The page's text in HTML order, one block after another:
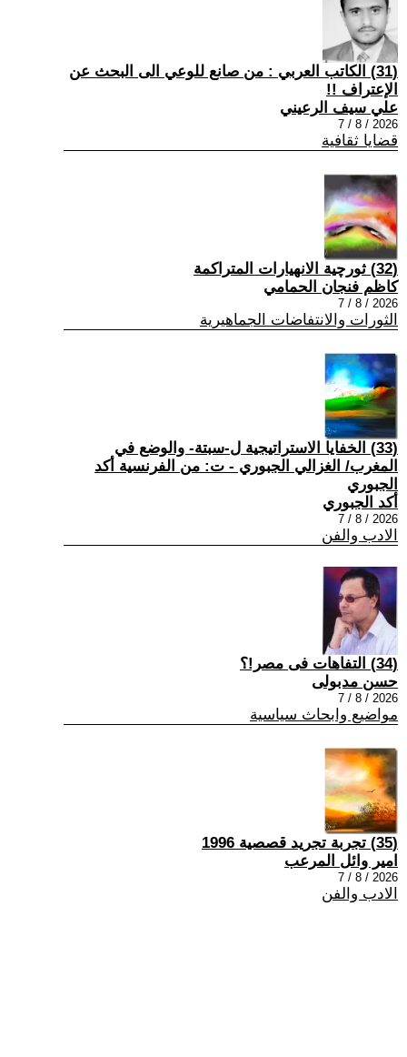
(31) الكاتب العربي : من صانع للوعي الى البحث عن
الإعتراف !!
علي سيف الرعيني
2026 / 8 / 7
قضايا ثقافية
(32) ثورچية الانهيارات المتراكمة
كاظم فنجان الحمامي
2026 / 8 / 7
الثورات والانتفاضات الجماهيرية
(33) الخفايا الاستراتيجية ل-سبتة- والوضع في
المغرب/ الغزالي الجبوري - ت: من الفرنسية أكد
الجبوري
أكد الجبوري
2026 / 8 / 7
الادب والفن
(34) التفاهات فى مصر!؟
حسن مدبولى
2026 / 8 / 7
مواضيع وابحاث سياسية
(35) تجربة تجريد قصصية 1996
امير وائل المرعب
2026 / 8 / 7
الادب والفن